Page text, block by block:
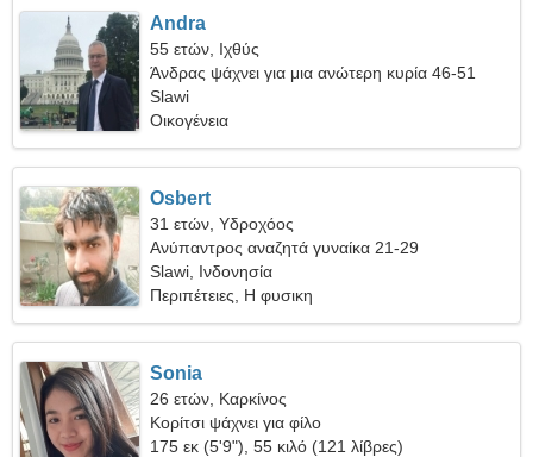
Andra
55 ετών, Ιχθύς
Άνδρας ψάχνει για μια ανώτερη κυρία 46-51
Slawi
Οικογένεια
Osbert
31 ετών, Υδροχόος
Ανύπαντρος αναζητά γυναίκα 21-29
Slawi, Ινδονησία
Περιπέτειες, Η φυσικη
Sonia
26 ετών, Καρκίνος
Κορίτσι ψάχνει για φίλο
175 εκ (5'9"), 55 κιλό (121 λίβρες)